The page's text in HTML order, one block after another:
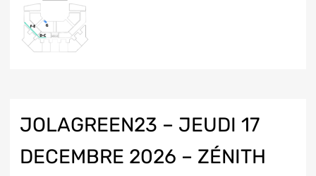
JOLAGREEN23 – JEUDI 17
DECEMBRE 2026 – ZÉNITH